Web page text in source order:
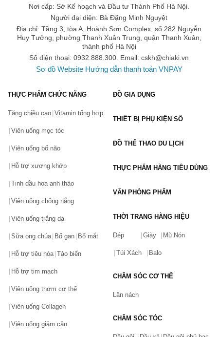
Nơi cấp: Sở Kế hoạch và Đầu tư Thành Phố Hà Nội.
Người đại diện: Bà Đặng Minh Nguyệt
Địa chỉ: Tầng 3, tòa A, Hoành Sơn Complex, số 282 Nguyễn
Huy Tưởng, phường Thanh Xuân Trung, quận Thanh Xuân,
thành phố Hà Nội
Số điện thoại: 0932.888.300. Email: cskh@chiaki.vn
Sơ đồ Website Hướng dẫn thanh toán VNPAY
THỰC PHẨM CHỨC NĂNG
Tăng chiều cao Vitamin tổng hợp
Viên uống mọc tóc
Viên uống bổ não
Hỗ trợ xương khớp
Tinh dầu hoa anh thảo
Viên uống chống nắng
Viên uống trắng da
Sữa ong chúa Bổ gan Bổ mắt
Hỗ trợ tiêu hóa Tảo biển
Hỗ trợ tim mạch
Viên uống thơm cơ thể
Viên uống Collagen
Viên uống giảm cân
ĐỒ GIA DỤNG
THIẾT BỊ PHỤ KIỆN SỐ
ĐỒ THỂ THAO DU LỊCH
THỰC PHẨM HÀNG TIÊU DÙNG
VĂN PHÒNG PHẨM
THỜI TRANG HÀNG HIỆU
Dép Giày Mũ Nón
Túi Xách Balo
CHĂM SÓC CƠ THỂ
Lăn nách
CHĂM SÓC TÓC